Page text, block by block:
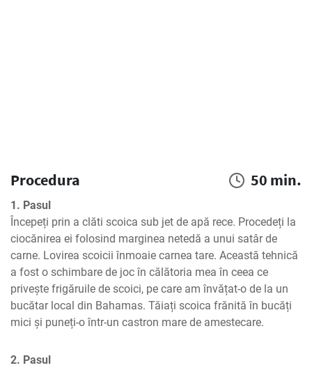
Procedura 50 min.
1. Pasul
Începeți prin a clăti scoica sub jet de apă rece. Procedeți la
ciocănirea ei folosind marginea netedă a unui satâr de
carne. Lovirea scoicii înmoaie carnea tare. Această tehnică
a fost o schimbare de joc în călătoria mea în ceea ce
privește frigăruile de scoici, pe care am învățat-o de la un
bucătar local din Bahamas. Tăiați scoica frănită în bucăți
mici și puneți-o într-un castron mare de amestecare.
2. Pasul